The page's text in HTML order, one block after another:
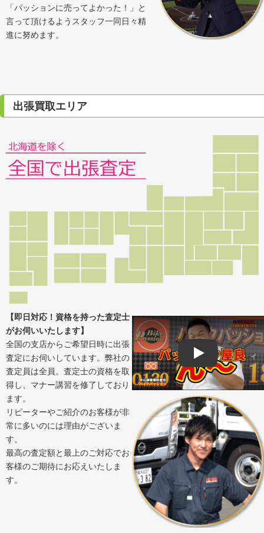
「パッションに売ってよかった！」と
言って頂けるようスタッフ一同日々精
進に努めます。
出張買取エリア
Play
【即日対応！資格を持った査定士
がお伺いいたします】
全国の支店からご希望日時に出張
査定にお伺いしています。弊社の
査定員は全員。査定士の資格を取
得し、マナー講習を修了しており
ます。
リピーターやご紹介のお客様が非
常に多いのには理由がございま
す。
最高の査定額と最上のご対応でお
客様のご期待にお応えいたしま
す。